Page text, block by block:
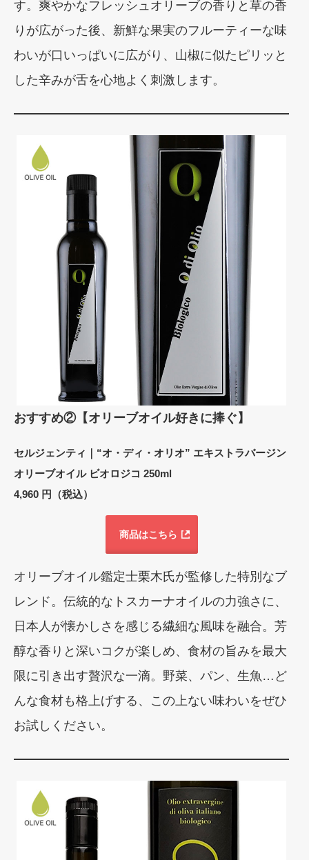
す。爽やかなフレッシュオリーブの香りと草の香
りが広がった後、新鮮な果実のフルーティーな味
わいが口いっぱいに広がり、山椒に似たピリッと
した辛みが舌を心地よく刺激します。
おすすめ②【オリーブオイル好きに捧ぐ】
セルジェンティ｜“オ・ディ・オリオ” エキストラバージン
オリーブオイル ビオロジコ 250ml
4,960 円（税込）
商品はこちら
オリーブオイル鑑定士栗木氏が監修した特別なブ
レンド。伝統的なトスカーナオイルの力強さに、
日本人が懐かしさを感じる繊細な風味を融合。芳
醇な香りと深いコクが楽しめ、食材の旨みを最大
限に引き出す贅沢な一滴。野菜、パン、生魚…ど
んな食材も格上げする、この上ない味わいをぜひ
お試しください。